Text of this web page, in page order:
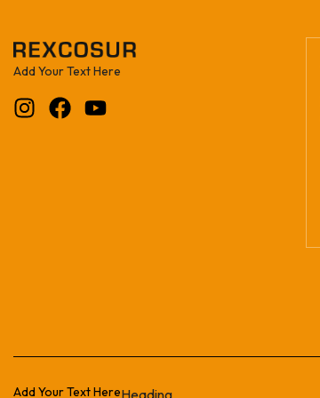
Add Your Text Here
Add Your Text HereHeading